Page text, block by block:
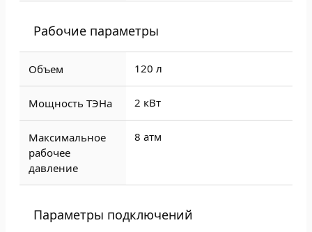
Рабочие параметры
Объем 120 л
Мощность ТЭНа 2 кВт
Максимальное
рабочее
давление
8 атм
Параметры подключений